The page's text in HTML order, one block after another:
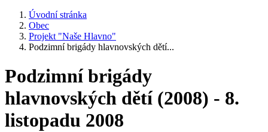
Úvodní stránka
Obec
Projekt "Naše Hlavno"
Podzimní brigády hlavnovských dětí...
Podzimní brigády
hlavnovských dětí (2008) - 8.
listopadu 2008